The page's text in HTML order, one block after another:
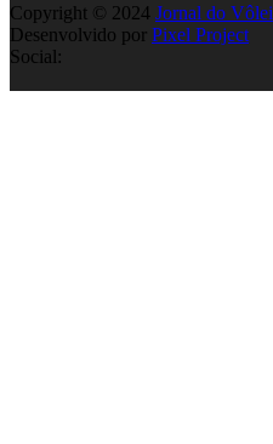
Copyright © 2024 Jornal do Vôlei
Desenvolvido por Pixel Project
Social: